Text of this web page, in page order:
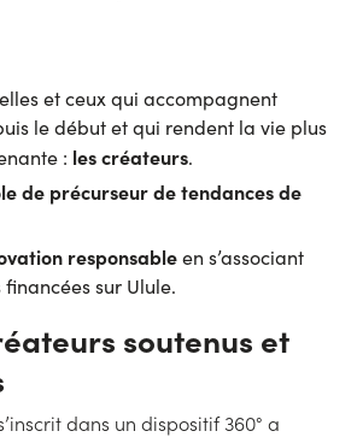
et ceux qui accompagnent
le début et qui rendent la vie plus
: les créateurs.
de précurseur de tendances de
responsableen s’associant
sur Ulule.
soutenus et
dans un dispositif 360° a